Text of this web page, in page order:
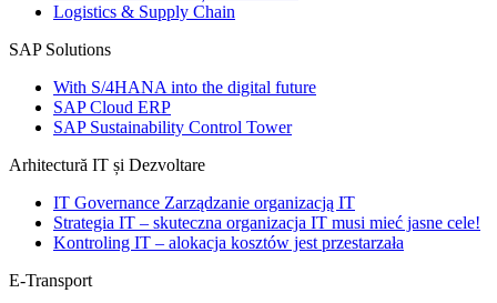
Logistics & Supply Chain
SAP Solutions
With S/4HANA into the digital future
SAP Cloud ERP
SAP Sustainability Control Tower
Arhitectură IT și Dezvoltare
IT Governance Zarządzanie organizacją IT
Strategia IT – skuteczna organizacja IT musi mieć jasne cele!
Kontroling IT – alokacja kosztów jest przestarzała
E-Transport